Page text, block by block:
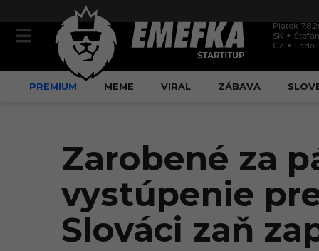
Piatok
SK
CZ
Lada
PREMIUM MEME VIRAL ZÁBAVA
Zarobené za
vystúpenie
Slováci zaň